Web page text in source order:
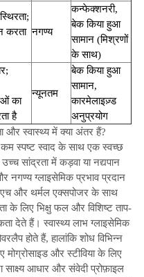
करता नगण्य
कन्फेक्शनरी,
बेक किया हुआ
सामान (मिश्रणों
के साथ)
का
है
न्यूनतम
बेक किया हुआ
सामान,
कारमेलाइज़्ड
अनुप्रयोग
और स्वास्थ्य में क्या अंतर हैं?
कम स्पष्ट स्वाद के साथ एक स्वच्छ
सांद्रता में कड़वा या नद्यपान
नगण्य ग्लाइसेमिक प्रभाव प्रदान
और थर्मल एक्सपोजर के साथ
के लिए भिक्षु फल और विशिष्ट ताप-
देते हैं। स्वास्थ्य लाभ ग्लाइसेमिक
होते हैं, हालांकि शोध विभिन्न
मोग्रोसाइड और स्टीविया के लिए
आधार और संवेदी प्रोफ़ाइल